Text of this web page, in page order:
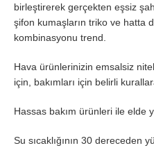
birleştirerek gerçekten eşsiz
şifon kumaşların triko ve hatta
kombinasyonu trend.
Hava ürünlerinizin emsalsiz
için, bakımları için belirli
Hassas bakım ürünleri ile elde
Su sıcaklığının 30 dereceden